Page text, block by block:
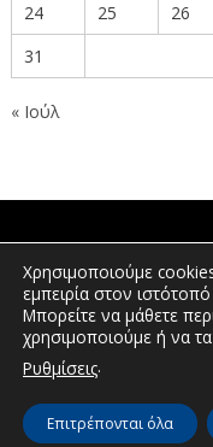
24
25 26
31
« Ιούλ
© Διεύθυνση Διαφάνειας
Χρησιμοποιούμε
εμπειρία στον
Μπορείτε να μάθετε
χρησιμοποιούμε ή να
Ρυθμίσεις.
Επιτρέπονται όλα